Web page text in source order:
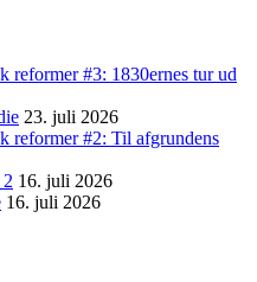
reformer #3: 1830ernes tur ud
23. juli 2026
reformer #2: Til afgrundens
16. juli 2026
16. juli 2026